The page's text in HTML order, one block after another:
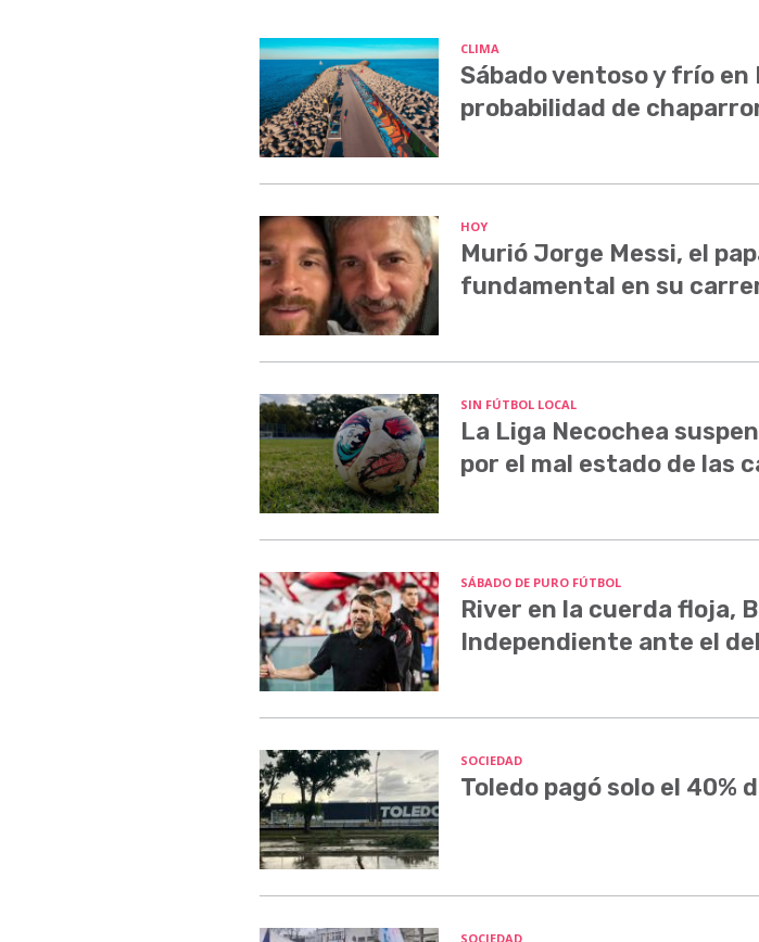
CLIMA
Sábado ventoso y frío en
probabilidad de
HOY
Murió Jorge Messi, el
fundamental en su
SIN FÚTBOL LOCAL
La Liga Necochea
por el mal estado de las
SÁBADO DE PURO FÚTBOL
River en la cuerda floja,
Independiente ante el
SOCIEDAD
Toledo pagó solo el 40%
SOCIEDAD